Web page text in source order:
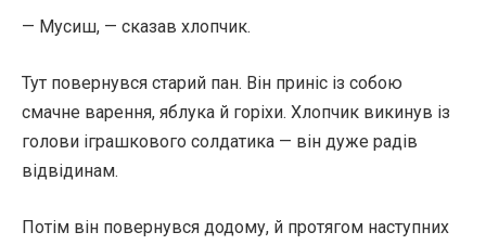
— Мусиш, — сказав хлопчик.
Тут повернувся старий пан. Він приніс із собою
смачне варення, яблука й горіхи. Хлопчик викинув із
голови іграшкового солдатика — він дуже радів
відвідинам.
Потім він повернувся додому, й протягом наступних